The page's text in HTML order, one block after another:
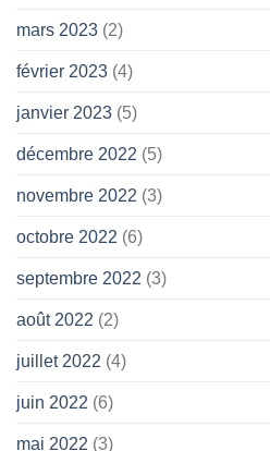
mars 2023 (2)
février 2023 (4)
janvier 2023 (5)
décembre 2022 (5)
novembre 2022 (3)
octobre 2022 (6)
septembre 2022 (3)
août 2022 (2)
juillet 2022 (4)
juin 2022 (6)
mai 2022 (3)